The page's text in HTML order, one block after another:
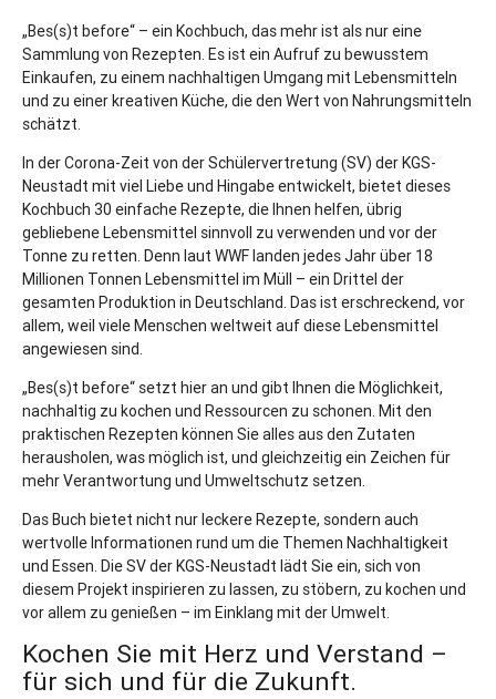
„Bes(s)t before“ – ein Kochbuch, das mehr ist als nur eine
Sammlung von Rezepten. Es ist ein Aufruf zu bewusstem
Einkaufen, zu einem nachhaltigen Umgang mit Lebensmitteln
und zu einer kreativen Küche, die den Wert von Nahrungsmitteln
schätzt.
In der Corona-Zeit von der Schülervertretung (SV) der KGS-
Neustadt mit viel Liebe und Hingabe entwickelt, bietet dieses
Kochbuch 30 einfache Rezepte, die Ihnen helfen, übrig
gebliebene Lebensmittel sinnvoll zu verwenden und vor der
Tonne zu retten. Denn laut WWF landen jedes Jahr über 18
Millionen Tonnen Lebensmittel im Müll – ein Drittel der
gesamten Produktion in Deutschland. Das ist erschreckend, vor
allem, weil viele Menschen weltweit auf diese Lebensmittel
angewiesen sind.
„Bes(s)t before“ setzt hier an und gibt Ihnen die Möglichkeit,
nachhaltig zu kochen und Ressourcen zu schonen. Mit den
praktischen Rezepten können Sie alles aus den Zutaten
herausholen, was möglich ist, und gleichzeitig ein Zeichen für
mehr Verantwortung und Umweltschutz setzen.
Das Buch bietet nicht nur leckere Rezepte, sondern auch
wertvolle Informationen rund um die Themen Nachhaltigkeit
und Essen. Die SV der KGS-Neustadt lädt Sie ein, sich von
diesem Projekt inspirieren zu lassen, zu stöbern, zu kochen und
vor allem zu genießen – im Einklang mit der Umwelt.
Kochen Sie mit Herz und Verstand –
für sich und für die Zukunft.